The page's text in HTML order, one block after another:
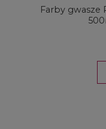
Farby gwasze